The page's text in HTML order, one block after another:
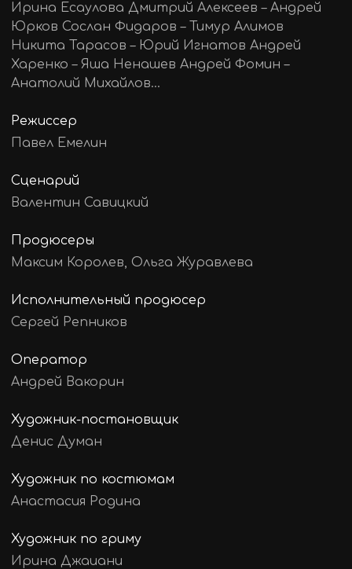
Ирина Есаулова Дмитрий Алексеев – Андрей
Юрков Сослан Фидаров – Тимур Алимов
Никита Тарасов – Юрий Игнатов Андрей
Харенко – Яша Ненашев Андрей Фомин –
Анатолий Михайлов...
Режиссер
Павел Емелин
Сценарий
Валентин Савицкий
Продюсеры
Максим Королев, Ольга Журавлева
Исполнительный продюсер
Сергей Репников
Оператор
Андрей Вакорин
Художник-постановщик
Денис Думан
Художник по костюмам
Анастасия Родина
Художник по гриму
Ирина Джаиани